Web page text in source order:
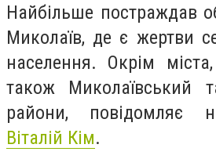
Найбільше постраждав
Миколаїв, де є жертви
населення. Окрім
також Миколаївський
райони, повідомляє
Віталій Кім.